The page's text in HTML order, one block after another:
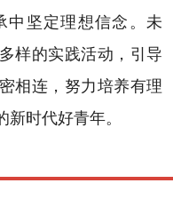
中坚定理想信念。未
样的实践活动，引导
相连，努力培养有理
时代好青年。